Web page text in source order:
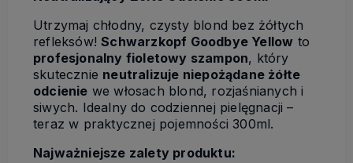
Utrzymaj chłodny, czysty blond bez żółtych
refleksów!Schwarzkopf Goodbye Yellow to
profesjonalny fioletowy szampon, który
skutecznie neutralizuje niepożądane żółte
odcienie we włosach blond, rozjaśnianych i
siwych. Idealny do codziennej pielęgnacji –
teraz w praktycznej pojemności 300ml.
Najważniejsze zalety produktu: